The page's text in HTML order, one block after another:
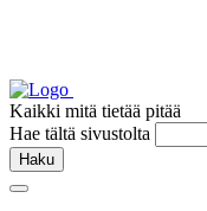
Kaikki mitä tietää pitää
Hae tältä sivustolta
Haku